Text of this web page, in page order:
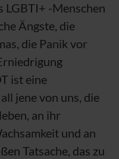
LGBTI+ -Menschen
Ängste, die
die Panik vor
ist eine
jene von uns, die
an ihr
und an
Tatsache, das zu